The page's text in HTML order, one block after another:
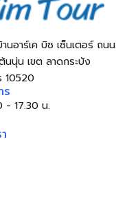
อาร์เค บิซ เซ็นเตอร์ ถนน
นุ่น เขต ลาดกระบัง
10520
ร
- 17.30 น.